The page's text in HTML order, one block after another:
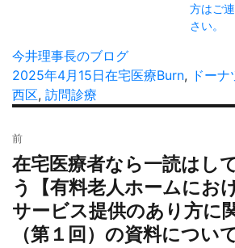
方はご
さい。
投
稿
者
今井理事長のブログ
投
稿
2025年4月15日カ
ー
在宅医療タ
Burn, ドーナ
西区, 訪問診療
稿
ナ
ビ
ゲ
ー
前
過
去
の
投
稿:
在宅医療者なら一読はし
う【有料老人ホームにお
サービス提供のあり方に
（第１回）の資料について